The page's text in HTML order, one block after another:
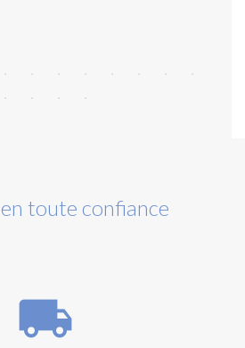
toute confiance
local_shipping